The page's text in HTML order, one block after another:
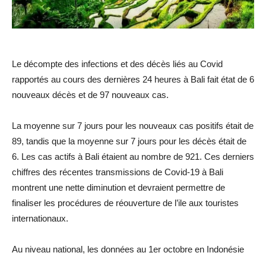
Le décompte des infections et des décès liés au Covid
rapportés au cours des dernières 24 heures à Bali fait état de 6
nouveaux décès et de 97 nouveaux cas.
La moyenne sur 7 jours pour les nouveaux cas positifs était de
89, tandis que la moyenne sur 7 jours pour les décès était de
6. Les cas actifs à Bali étaient au nombre de 921. Ces derniers
chiffres des récentes transmissions de Covid-19 à Bali
montrent une nette diminution et devraient permettre de
finaliser les procédures de réouverture de l’ile aux touristes
internationaux.
Au niveau national, les données au 1er octobre en Indonésie